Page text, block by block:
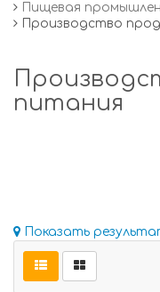
Пищевая
Производство
питания
Показать